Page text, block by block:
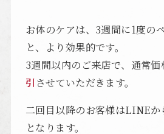
お体のケアは、3週間に1度の
と、より効果的です。
3週間以内のご来店で、通常価
引させていただきます。
二回目以降のお客様はLINEか
となります。